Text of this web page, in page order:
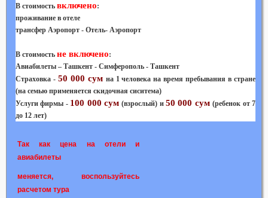
В стоимость включено:
проживание в отеле
трансфер Аэропорт - Отель- Аэропорт
В стоимость не включено:
Авиабилеты – Ташкент - Симферополь - Ташкент
Страховка - 50 000 сум на 1 человека на время пребывания в стране
(на семью применяется скидочная сиситема)
Услуги фирмы - 100 000 сум(взрослый) и50 000 сум(ребенок от 7
до 12 лет)
Так как цена на отели и
авиабилеты
меняется, воспользуйтесь
расчетом тура